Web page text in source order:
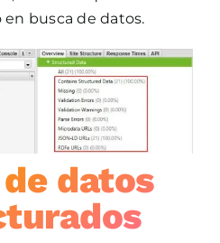
busca de datos.
datos